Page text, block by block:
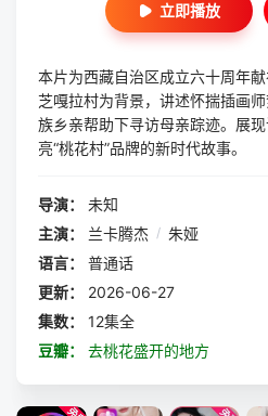
立即播放
本片为西藏自治区成立六十周年
芝嘎拉村为背景，讲述怀揣插画
族乡亲帮助下寻访母亲踪迹。展
亮“桃花村”品牌的新时代故事。
导演：
未知
主演：
兰卡腾杰 / 朱娅
语言：
普通话
更新：
2026-06-27
集数：
12集全
豆瓣：
去桃花盛开的地方